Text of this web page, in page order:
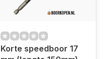
Korte speedboor 17